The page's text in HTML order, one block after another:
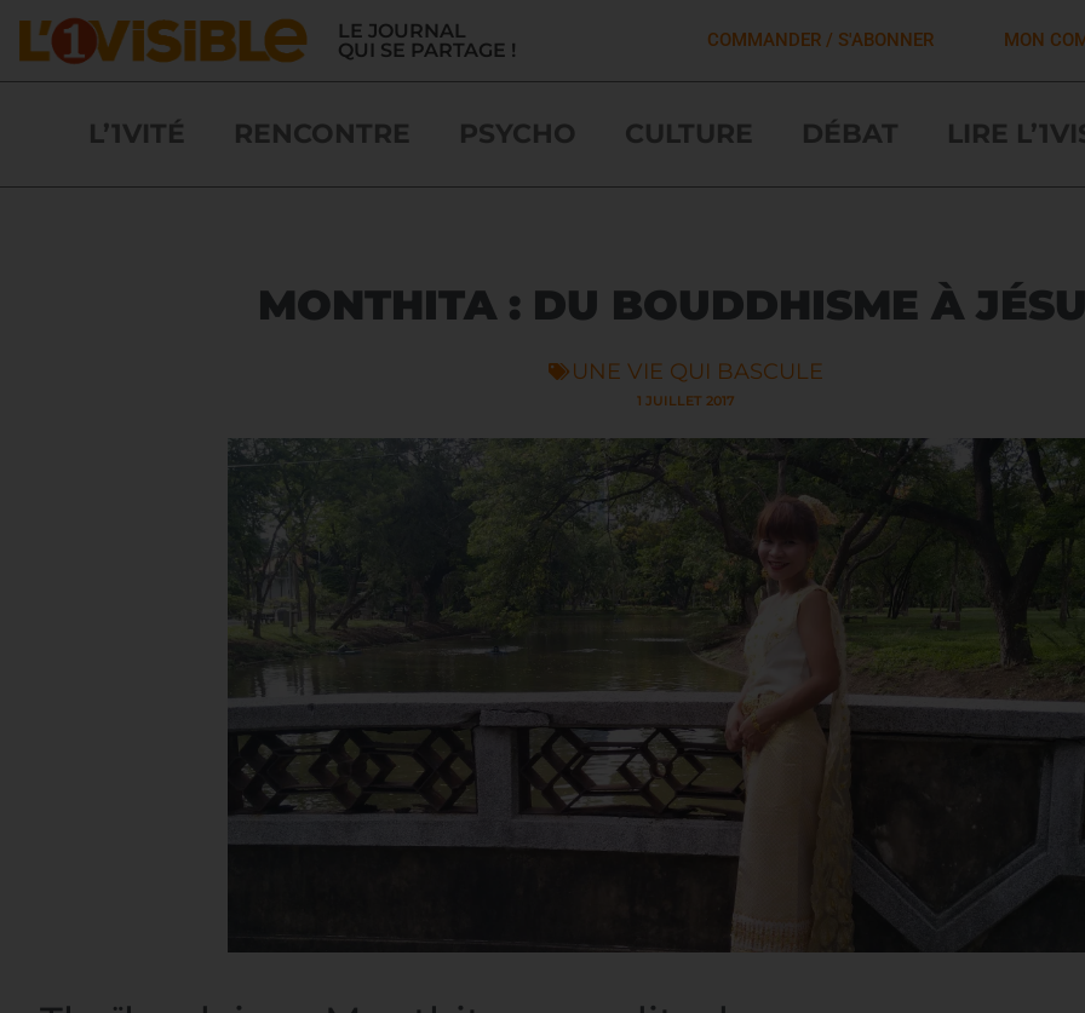
LE JOURNAL
QUI SE PARTAGE !
COMMANDER / S'ABONNER MON
L’1VITÉ RENCONTRE PSYCHO CULTURE DÉBAT LIRE
MONTHITA : DU BOUDDHISME À
UNE VIE QUI BASCULE
1 JUILLET 2017